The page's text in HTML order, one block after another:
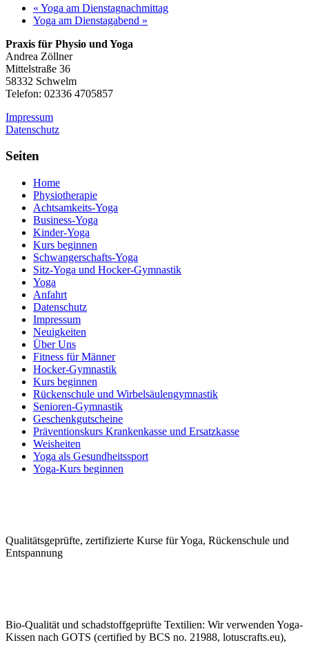
« Yoga am Dienstagnachmittag
Yoga am Dienstagabend »
Praxis für Physio und Yoga
Andrea Zöllner
Mittelstraße 36
58332 Schwelm
Telefon: 02336 4705857
Impressum
Datenschutz
Seiten
Home
Physiotherapie
Achtsamkeits-Yoga
Business-Yoga
Kinder-Yoga
Kurs beginnen
Schwanger­schafts-Yoga
Sitz-Yoga und Hocker-Gymnastik
Yoga
Anfahrt
Datenschutz
Impressum
Neuigkeiten
Über Uns
Fitness für Männer
Hocker-Gymnastik
Kurs beginnen
Rückenschule und Wirbelsäulen­gymnastik
Senioren-Gymnastik
Geschenkgutscheine
Präventionskurs Krankenkasse und Ersatzkasse
Weisheiten
Yoga als Gesundheitssport
Yoga-Kurs beginnen
Qualitäts­geprüfte, zerti­fizierte Kurse für Yoga, Rücken­schule und
Ent­spannung
Bio-Qualität und schad­stoffge­prüfte Tex­tilien: Wir ver­wen­den Yoga-
Kissen nach GOTS (certified by BCS no. 21988, lotuscrafts.eu),